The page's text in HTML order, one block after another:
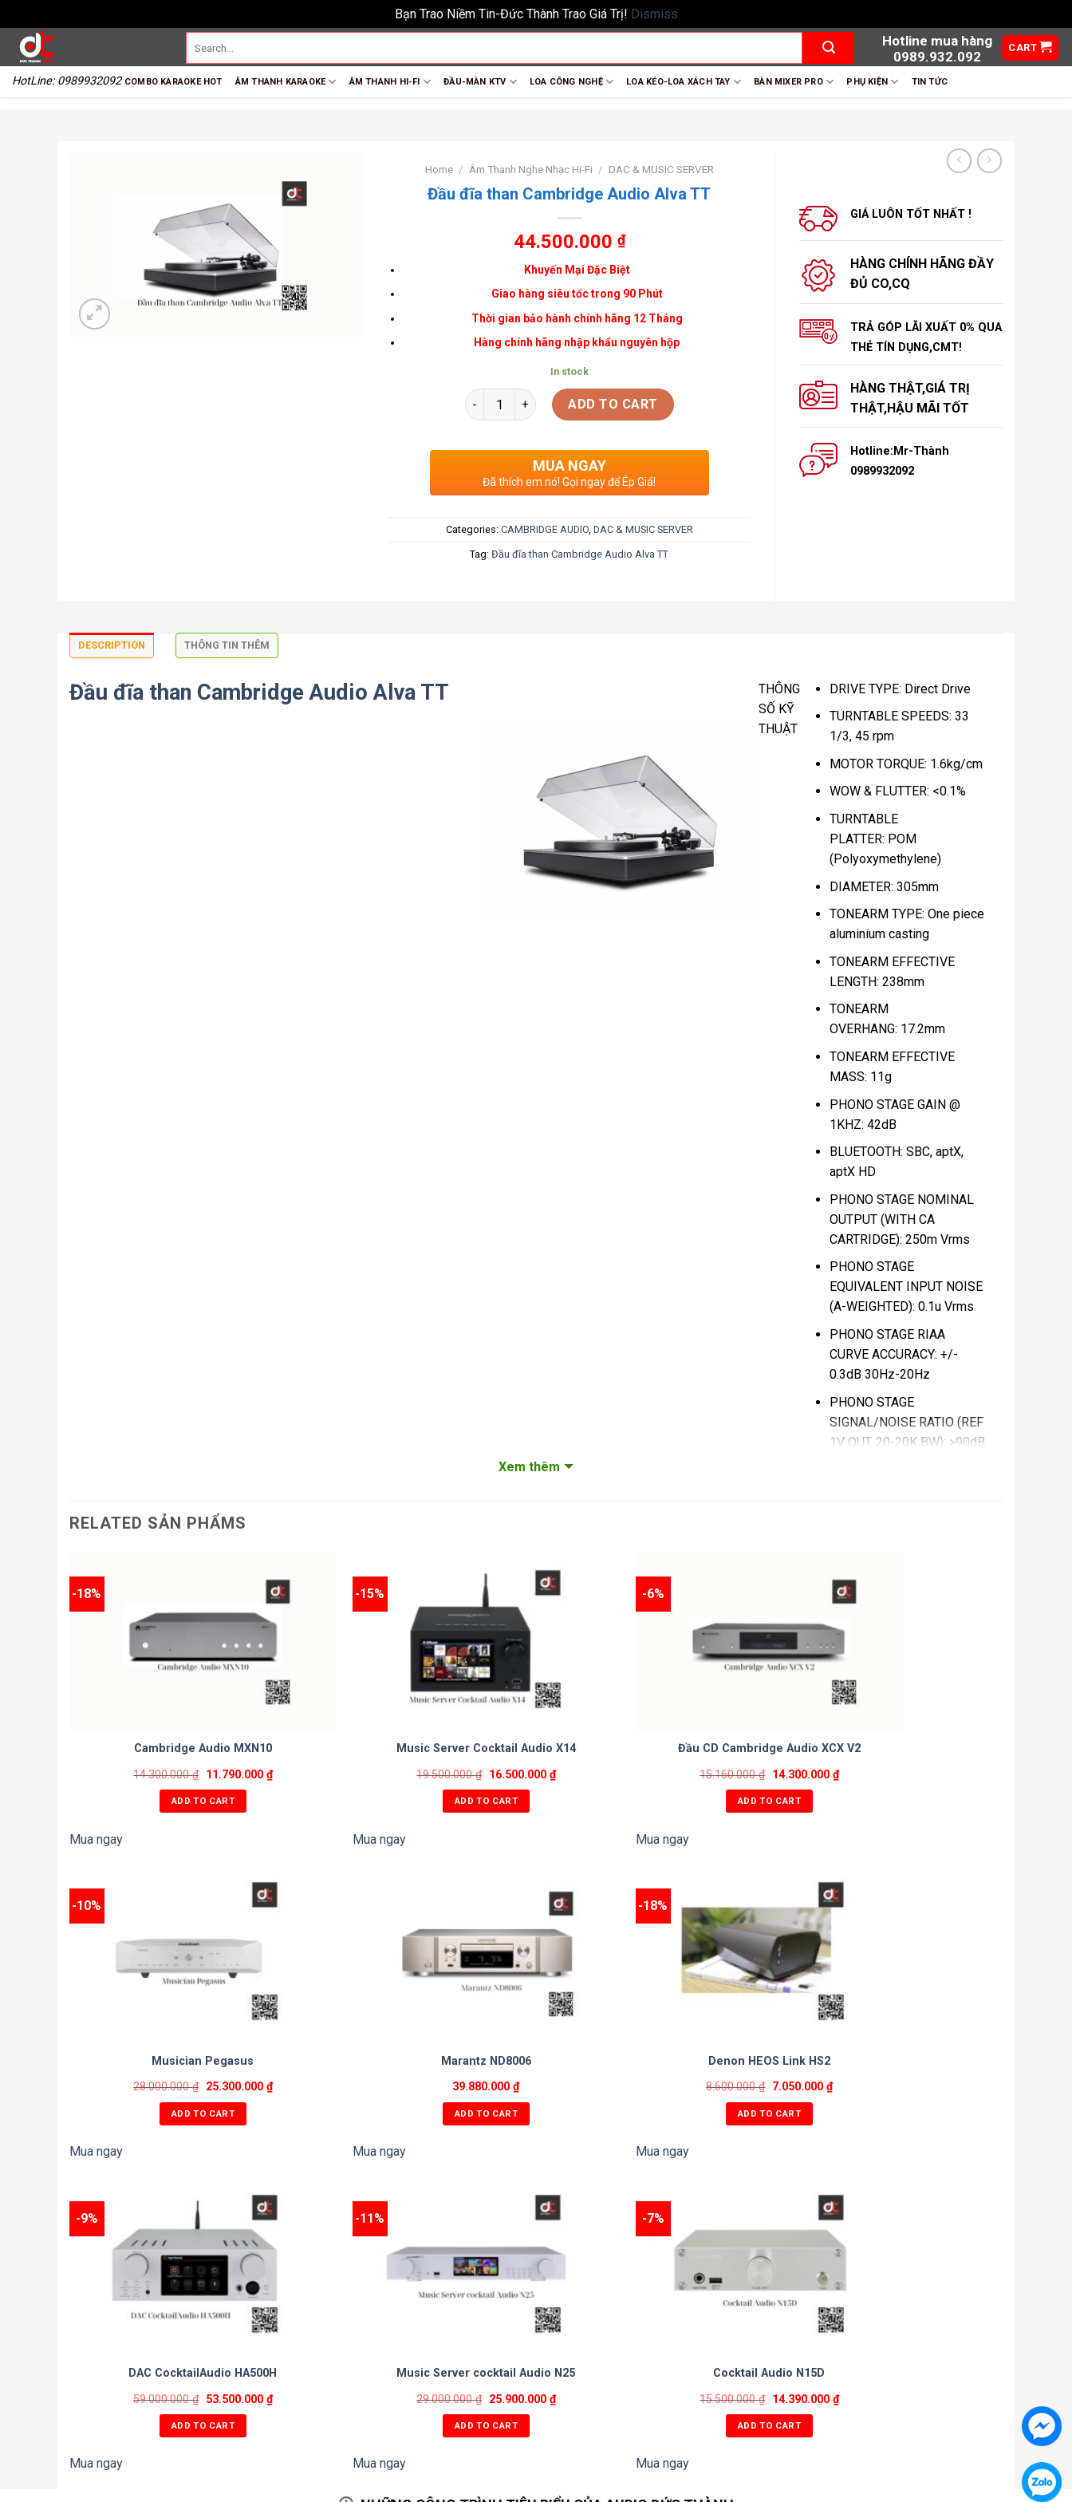
Bạn Trao Niềm Tin-Đức Thành Trao Giá Trị! Dismiss
HotLine: 0989932092
Hotline mua hàng
0989.932.092
CART
COMBO KARAOKE HOT ÂM THANH KARAOKE ÂM THANH HI-FI ĐẦU-MÀN KTV LOA CÔNG NGHỆ LOA KÉO-LOA XÁCH TAY BÀN MIXER PRO PHỤ KIỆN TIN TỨC
Home / Âm Thanh Nghe Nhạc Hi-Fi / DAC & MUSIC SERVER
Đầu đĩa than Cambridge Audio Alva TT
44.500.000 ₫
Khuyến Mại Đặc Biệt
Giao hàng siêu tốc trong 90 Phút
Thời gian bảo hành chính hãng 12 Tháng
Hàng chính hãng nhập khẩu nguyên hộp
In stock
ADD TO CART
MUA NGAY
Đã thích em nó! Gọi ngay để Ép Giá!
Categories: CAMBRIDGE AUDIO, DAC & MUSIC SERVER
Tag:Đầu đĩa than Cambridge Audio Alva TT
GIÁ LUÔN TỐT NHẤT !
HÀNG CHÍNH HÃNG ĐẦY
ĐỦ CO,CQ
TRẢ GÓP LÃI XUẤT 0% QUA
THẺ TÍN DỤNG,CMT!
HÀNG THẬT,GIÁ TRỊ
THẬT,HẬU MÃI TỐT
Hotline:Mr-Thành
0989932092
DESCRIPTION THÔNG TIN THÊM
Đầu đĩa than Cambridge Audio Alva TT
THÔNG
SỐ KỸ
THUẬT
DRIVE TYPE: Direct Drive
TURNTABLE SPEEDS: 33
1/3, 45 rpm
MOTOR TORQUE: 1.6kg/cm
WOW & FLUTTER: <0.1%
TURNTABLE
PLATTER: POM
(Polyoxymethylene)
DIAMETER: 305mm
TONEARM TYPE: One piece
aluminium casting
TONEARM EFFECTIVE
LENGTH: 238mm
TONEARM
OVERHANG: 17.2mm
TONEARM EFFECTIVE
MASS: 11g
PHONO STAGE GAIN @
1KHZ: 42dB
BLUETOOTH: SBC, aptX,
aptX HD
PHONO STAGE NOMINAL
OUTPUT (WITH CA
CARTRIDGE): 250m Vrms
PHONO STAGE
EQUIVALENT INPUT NOISE
(A-WEIGHTED): 0.1u Vrms
PHONO STAGE RIAA
CURVE ACCURACY: +/-
0.3dB 30Hz-20Hz
PHONO STAGE
SIGNAL/NOISE RATIO (REF
1V OUT, 20-20K BW): >90dB
240V, 60/50Hz
CONSUMPTION: 6W
Approx, 20W max,
DIMENSIONS (WxHxD): 435
x 139 x 368mm
Xem thêm
RELATED SẢN PHẨMS
-18%
Cambridge Audio MXN10
14.300.000₫ 11.790.000 ₫
ADD TO CART
Mua ngay
-15%
Music Server Cocktail Audio X14
19.500.000₫ 16.500.000 ₫
ADD TO CART
Mua ngay
-6%
Đầu CD Cambridge Audio XCX V2
15.160.000₫ 14.300.000 ₫
ADD TO CART
Mua ngay
-10%
Musician Pegasus
28.000.000₫ 25.300.000 ₫
ADD TO CART
Mua ngay
Marantz ND8006
39.880.000₫
ADD TO CART
Mua ngay
-18%
Denon HEOS Link HS2
8.600.000₫ 7.050.000 ₫
ADD TO CART
Mua ngay
-9%
DAC CocktailAudio HA500H
59.000.000₫ 53.500.000 ₫
ADD TO CART
Mua ngay
-11%
Music Server cocktail Audio N25
29.000.000₫ 25.900.000 ₫
ADD TO CART
Mua ngay
-7%
Cocktail Audio N15D
15.500.000₫ 14.390.000 ₫
ADD TO CART
Mua ngay